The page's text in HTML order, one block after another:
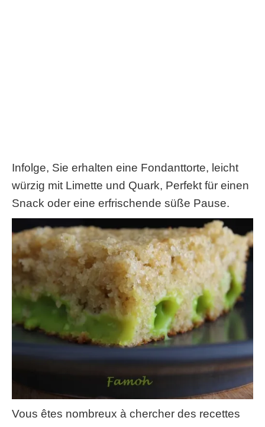
Infolge, Sie erhalten eine Fondanttorte, leicht
würzig mit Limette und Quark, Perfekt für einen
Snack oder eine erfrischende süße Pause.
Vous êtes nombreux à chercher des recettes